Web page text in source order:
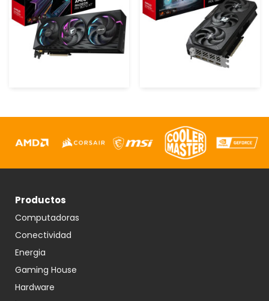
Productos
Computadoras
Conectividad
Energia
Gaming House
Hardware